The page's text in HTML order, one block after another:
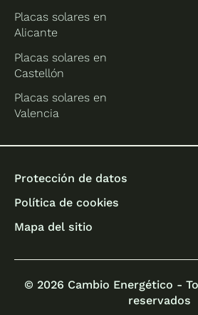
Placas solares en
Alicante
Placas solares en
Castellón
Placas solares en
Valencia
Protección de datos
Política de cookies
Mapa del sitio
© 2026 Cambio Energético -
reservados